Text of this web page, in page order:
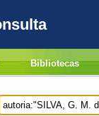
Bibliotecas